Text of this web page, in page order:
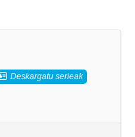
Deskargatu serieak